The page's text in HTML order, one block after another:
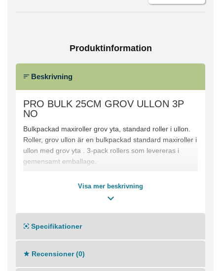
Produktinformation
Beskrivning
PRO BULK 25CM GROV ULLON 3P
NO
Bulkpackad maxiroller grov yta, standard roller i ullon.
Roller, grov ullon är en bulkpackad standard maxiroller i
ullon med grov yta . 3-pack rollers som levereras i
gemensamt emballage.
Visa mer beskrivning
Specifikationer
Recensioner (0)